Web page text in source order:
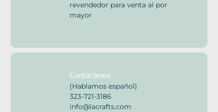
revendedor para venta al por
mayor
Contáctenos
(Hablamos español)
323-721-3186
info@lacrafts.com